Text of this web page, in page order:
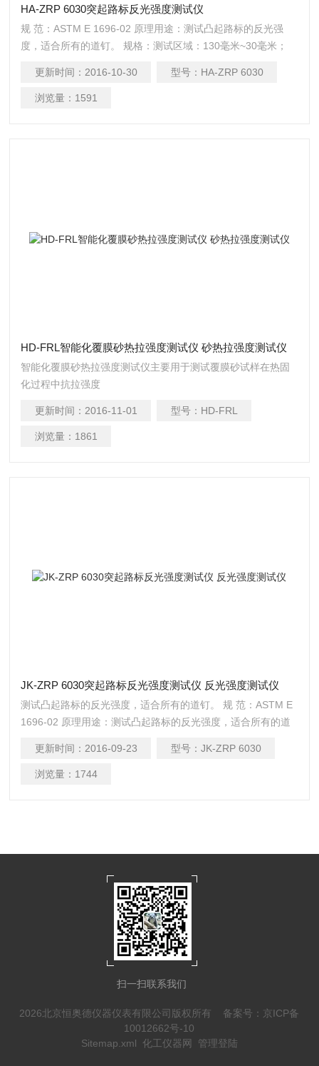
HA-ZRP 6030突起路标反光强度测试仪
规 范：ASTM E 1696-02 原理用途：测试凸起路标的反光强
度，适合所有的道钉。 规格：测试区域：130毫米~30毫米；
更新时间： 2016-10-30 型号： HA-ZRP 6030
浏览量： 1591
HD-FRL智能化覆膜砂热拉强度测试仪 砂热拉强度测试仪
智能化覆膜砂热拉强度测试仪主要用于测试覆膜砂试样在热固
化过程中抗拉强度
更新时间： 2016-11-01 型号： HD-FRL
浏览量： 1861
JK-ZRP 6030突起路标反光强度测试仪 反光强度测试仪
测试凸起路标的反光强度，适合所有的道钉。 规 范：ASTM E
1696-02 原理用途：测试凸起路标的反光强度，适合所有的道
V(λ)； 测量范围：0…2,000mcd.lx-1； 存 储 器：1000个数据
或平均值； 显 示 器：背光图形显示器
更新时间： 2016-09-23 型号： JK-ZRP 6030
浏览量： 1744
扫一扫联系我们
2026北京恒奥德仪器仪表有限公司版权所有 备案号：京ICP备
10012662号-10
Sitemap.xml 化工仪器网 管理登陆